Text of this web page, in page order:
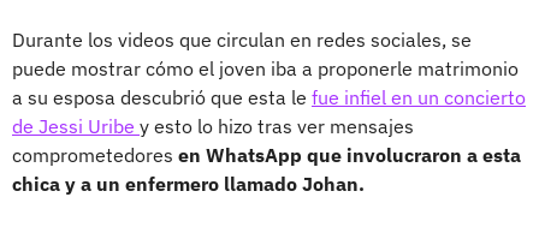
Durante los videos que circulan en redes sociales, se
puede mostrar cómo el joven iba a proponerle matrimonio
a su esposa descubrió que esta le fue infiel en un concierto
de Jessi Uribe y esto lo hizo tras ver mensajes
comprometedores en WhatsApp que involucraron a esta
chica y a un enfermero llamado Johan.